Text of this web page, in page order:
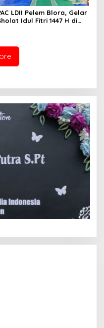
LDII Pelem Blora, Gelar
Idul Fitri 1447 H di